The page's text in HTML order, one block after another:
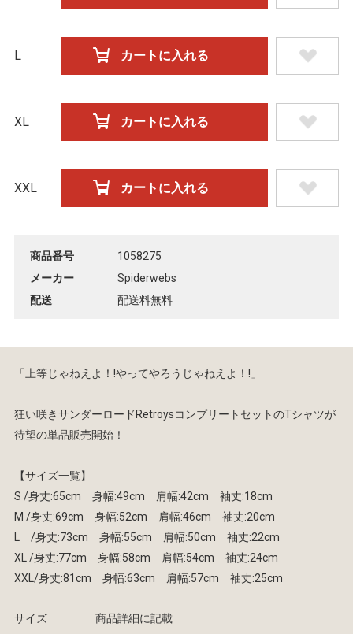
L
XL
XXL
商品番号
1058275
メーカー
Spiderwebs
配送
配送料無料
「上等じゃねえよ！!やってやろうじゃねえよ！!」
狂い咲きサンダーロードRetroysコンプリートセットのTシャツが
待望の単品販売開始！
【サイズ一覧】
S /身丈:65cm 身幅:49cm 肩幅:42cm 袖丈:18cm
M /身丈:69cm 身幅:52cm 肩幅:46cm 袖丈:20cm
L /身丈:73cm 身幅:55cm 肩幅:50cm 袖丈:22cm
XL /身丈:77cm 身幅:58cm 肩幅:54cm 袖丈:24cm
XXL/身丈:81cm 身幅:63cm 肩幅:57cm 袖丈:25cm
サイズ 商品詳細に記載